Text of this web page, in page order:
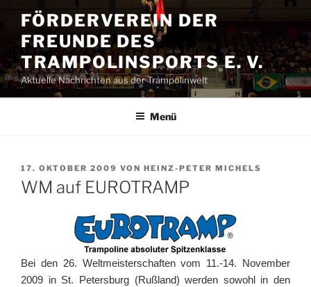
Inhalt
springen
FÖRDERVEREIN DER
FREUNDE DES
TRAMPOLINSPORTS E. V.
Aktuelle Nachrichten aus der Trampolinwelt
Menü
VERÖFFENTLICHT
AM
17. OKTOBER 2009 VON HEINZ-PETER MICHELS
WM auf EUROTRAMP
Bei den 26. Weltmeisterschaften vom 11.-14. November
2009 in St. Petersburg (Rußland) werden sowohl in den